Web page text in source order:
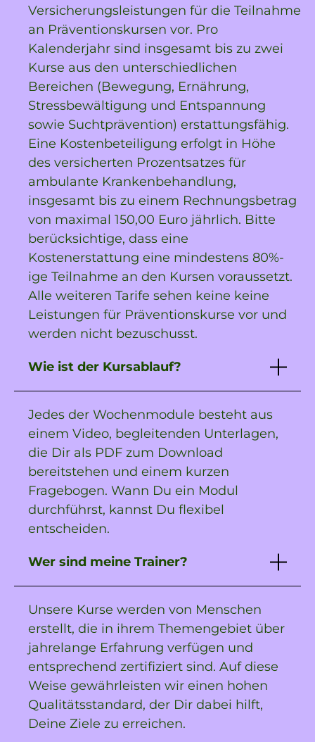
Versicherungsleistungen für die Teilnahme
an Präventionskursen vor. Pro
Kalenderjahr sind insgesamt bis zu zwei
Kurse aus den unterschiedlichen
Bereichen (Bewegung, Ernährung,
Stressbewältigung und Entspannung
sowie Suchtprävention) erstattungsfähig.
Eine Kostenbeteiligung erfolgt in Höhe
des versicherten Prozentsatzes für
ambulante Krankenbehandlung,
insgesamt bis zu einem Rechnungsbetrag
von maximal 150,00 Euro jährlich. Bitte
berücksichtige, dass eine
Kostenerstattung eine mindestens 80%-
ige Teilnahme an den Kursen voraussetzt.
Alle weiteren Tarife sehen keine keine
Leistungen für Präventionskurse vor und
werden nicht bezuschusst.
Wie ist der Kursablauf?
Jedes der Wochenmodule besteht aus
einem Video, begleitenden Unterlagen,
die Dir als PDF zum Download
bereitstehen und einem kurzen
Fragebogen. Wann Du ein Modul
durchführst, kannst Du flexibel
entscheiden.
Wer sind meine Trainer?
Unsere Kurse werden von Menschen
erstellt, die in ihrem Themengebiet über
jahrelange Erfahrung verfügen und
entsprechend zertifiziert sind. Auf diese
Weise gewährleisten wir einen hohen
Qualitätsstandard, der Dir dabei hilft,
Deine Ziele zu erreichen.